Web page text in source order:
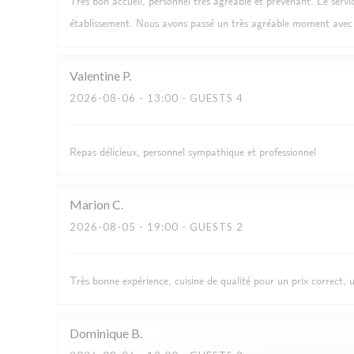
établissement. Nous avons passé un très agréable moment
Valentine P
2026-08-06 - 13:00 - GUESTS 4
Repas délicieux, personnel sympathique et professionnel
Marion C
2026-08-05 - 19:00 - GUESTS 2
Très bonne expérience, cuisine de qualité pour un prix
Dominique B